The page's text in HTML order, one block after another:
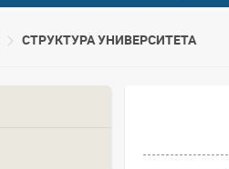
CТРУКТУРА УНИВЕРСИТЕТА